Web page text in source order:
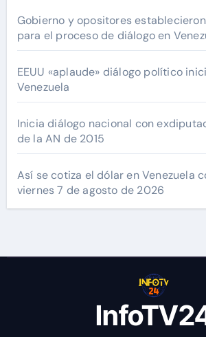
Gobierno y opositores
para el proceso de diálogo en
EEUU «aplaude» diálogo político
Venezuela
Inicia diálogo nacional con
de la AN de 2015
Así se cotiza el dólar en Venezuela
viernes 7 de agosto de 2026